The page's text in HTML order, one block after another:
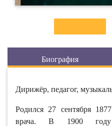
Биография
Дирижёр, педагог,
Родился 27 сентября
врача. В 1900 году